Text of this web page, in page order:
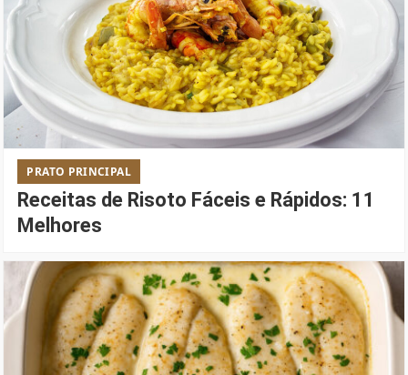
PRATO PRINCIPAL
Receitas de Risoto Fáceis e Rápidos: 11
Melhores